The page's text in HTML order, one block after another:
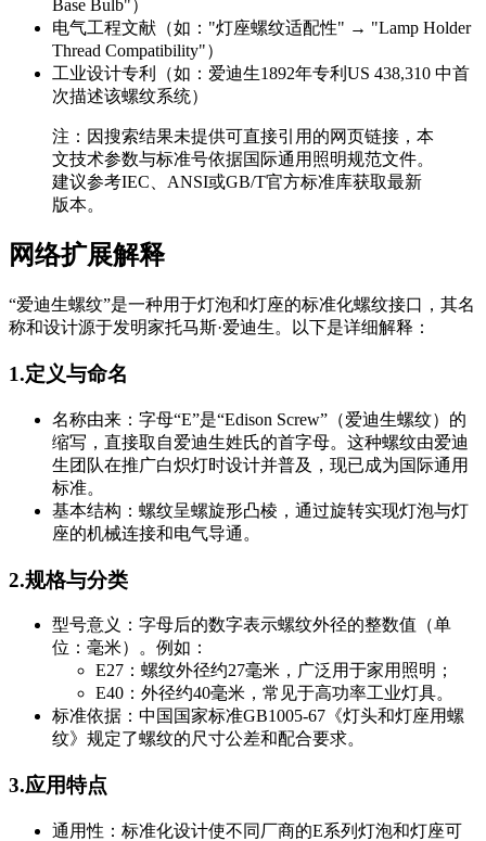
Base Bulb"）
电气工程文献（如："灯座螺纹适配性" → "Lamp Holder
Thread Compatibility"）
工业设计专利（如：爱迪生1892年专利US 438,310 中首
次描述该螺纹系统）
注：因搜索结果未提供可直接引用的网页链接，本
文技术参数与标准号依据国际通用照明规范文件。
建议参考IEC、ANSI或GB/T官方标准库获取最新
版本。
网络扩展解释
“爱迪生螺纹”是一种用于灯泡和灯座的标准化螺纹接口，其名
称和设计源于发明家托马斯·爱迪生。以下是详细解释：
1.定义与命名
名称由来：字母“E”是“Edison Screw”（爱迪生螺纹）的
缩写，直接取自爱迪生姓氏的首字母。这种螺纹由爱迪
生团队在推广白炽灯时设计并普及，现已成为国际通用
标准。
基本结构：螺纹呈螺旋形凸棱，通过旋转实现灯泡与灯
座的机械连接和电气导通。
2.规格与分类
型号意义：字母后的数字表示螺纹外径的整数值（单
位：毫米）。例如：
E27：螺纹外径约27毫米，广泛用于家用照明；
E40：外径约40毫米，常见于高功率工业灯具。
标准依据：中国国家标准GB1005-67《灯头和灯座用螺
纹》规定了螺纹的尺寸公差和配合要求。
3.应用特点
通用性：标准化设计使不同厂商的E系列灯泡和灯座可